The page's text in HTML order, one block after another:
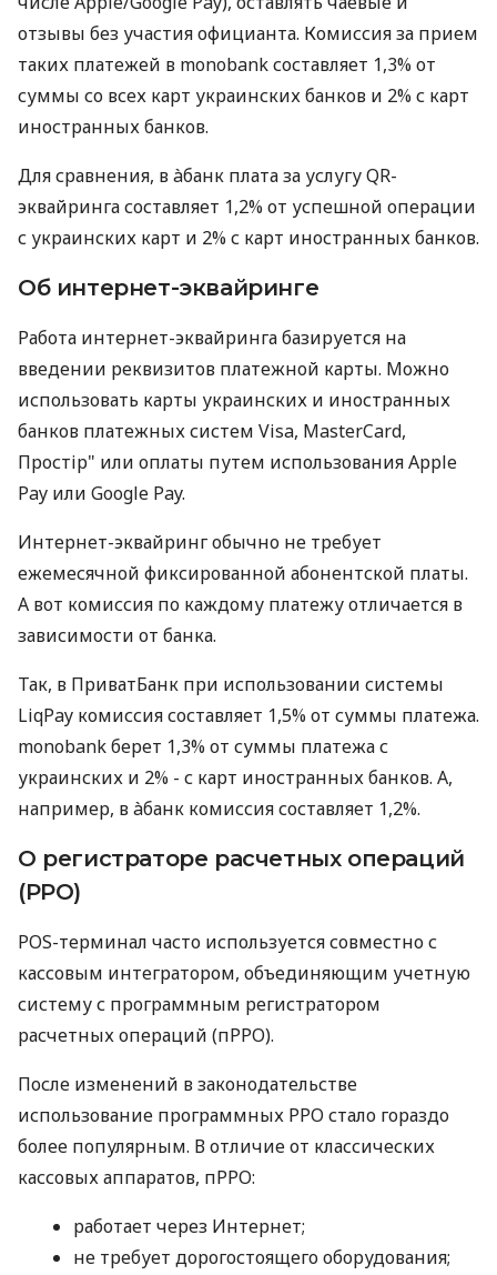
отзывы без участия официанта. Комиссия за прием
таких платежей в monobank составляет 1,3% от
суммы со всех карт украинских банков и 2% с карт
иностранных банков.
Для сравнения, в àбанк плата за услугу QR-
эквайринга составляет 1,2% от успешной операции
с украинских карт и 2% с карт иностранных банков.
Об интернет-эквайринге
Работа интернет-эквайринга базируется на
введении реквизитов платежной карты. Можно
использовать карты украинских и иностранных
банков платежных систем Visa, MasterCard,
Простір" или оплаты путем использования Apple
Pay или Google Pay.
Интернет-эквайринг обычно не требует
ежемесячной фиксированной абонентской платы.
А вот комиссия по каждому платежу отличается в
зависимости от банка.
Так, в ПриватБанк при использовании системы
LiqPay комиссия составляет 1,5% от суммы платежа.
monobank берет 1,3% от суммы платежа с
украинских и 2% - с карт иностранных банков. А,
например, в àбанк комиссия составляет 1,2%.
О регистраторе расчетных операций
(РРО)
POS-терминал часто используется совместно с
кассовым интегратором, объединяющим учетную
систему с программным регистратором
расчетных операций (пРРО).
После изменений в законодательстве
использование программных РРО стало гораздо
более популярным. В отличие от классических
кассовых аппаратов, пРРО:
работает через Интернет;
не требует дорогостоящего оборудования;